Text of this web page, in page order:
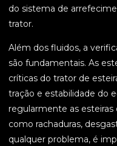
do sistema de
trator.
Além dos fluidos, a
são fundamentais. As
críticas do trator de
tração e estabilidade do
regularmente as
como rachaduras,
qualquer problema, é